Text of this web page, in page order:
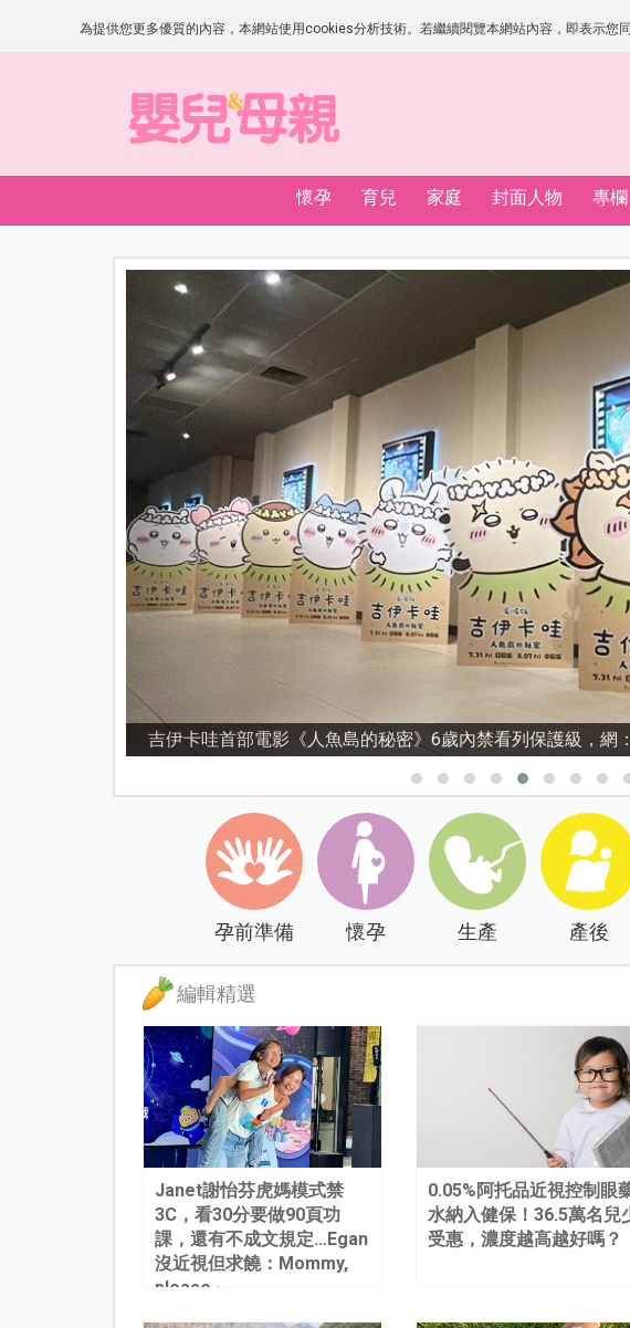
為提供您更多優質的內容，本網站使用cookies分析技術。若繼續閱覽本網站內容，即表示
懷孕 育兒 家庭 封面人物 專欄
資優教育15問！師鐸獎名師陳宥妤：資優教育的核心，不是成
孕前準備 懷孕 生產 產後
編輯精選
Janet謝怡芬虎媽模式禁
3C，看30分要做90頁功
課，還有不成文規定…Egan
沒近視但求饒：Mommy,
please～
0.05%阿托品近視控制眼
水納入健保！36.5萬名兒
受惠，濃度越高越好嗎？